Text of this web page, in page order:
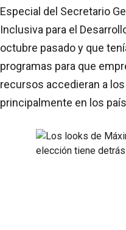
Especial del Secretario
Inclusiva para el
octubre pasado y que
programas para que
recursos accedieran a
principalmente en los